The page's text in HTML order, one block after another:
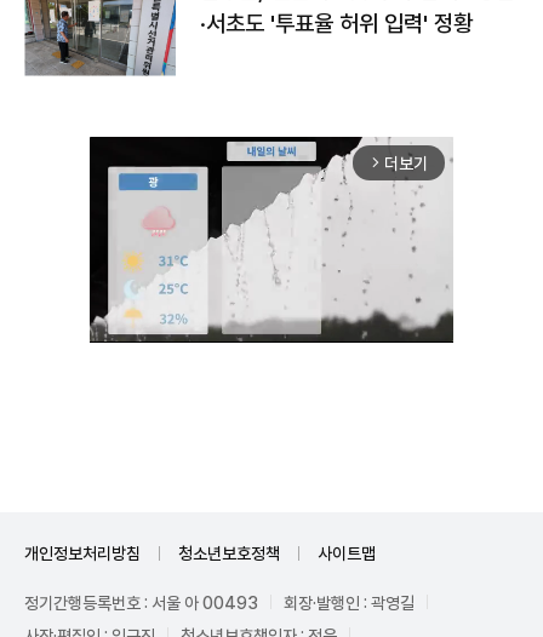
·서초도 '투표율 허위 입력' 정황
arrow_forward_ios 더보기
개인정보처리방침 청소년보호정책 사이트맵
정기간행등록번호 : 서울 아 00493
회장·발행인 : 곽영길